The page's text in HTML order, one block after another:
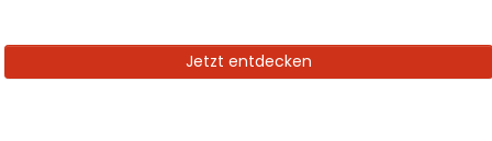
Jetzt entdecken